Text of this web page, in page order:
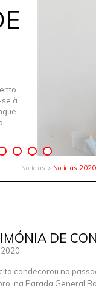
à
Notícias > Notícias 2020
DE
condecorou no
na Parada General